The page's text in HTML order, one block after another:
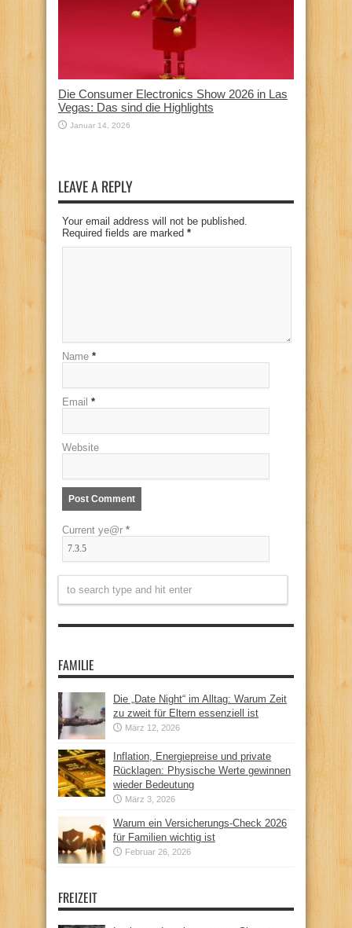
Die Consumer Electronics Show 2026 in Las
Vegas: Das sind die Highlights
Januar 14, 2026
LEAVE A REPLY
Your email address will not be published.
Required fields are marked *
Name *
Email *
Website
Current ye@r *
FAMILIE
Die „Date Night“ im Alltag: Warum Zeit
zu zweit für Eltern essenziell ist
März 12, 2026
Inflation, Energiepreise und private
Rücklagen: Physische Werte gewinnen
wieder Bedeutung
März 3, 2026
Warum ein Versicherungs-Check 2026
für Familien wichtig ist
Februar 26, 2026
FREIZEIT